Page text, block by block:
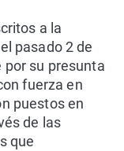
a la
pasado 2 de
por su presunta
fuerza en
puestos en
de las
que